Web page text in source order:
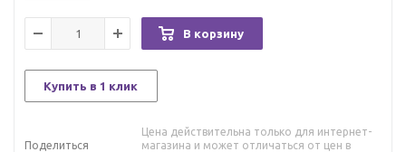
В корзину
Купить в 1 клик
Поделиться
Цена действительна только для интернет-
магазина и может отличаться от цен в